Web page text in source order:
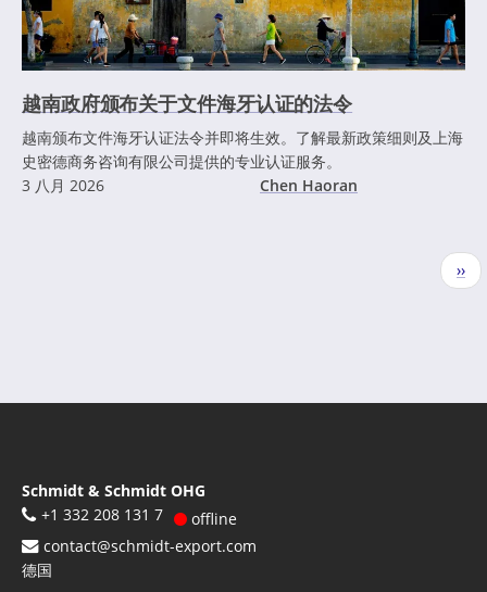
越南政府颁布关于文件海牙认证的法令
越南颁布文件海牙认证法令并即将生效。了解最新政策细则及上海
史密德商务咨询有限公司提供的专业认证服务。
3 八月 2026
Chen Haoran
下
一
››
Schmidt & Schmidt OHG
+1 332 208 131 7
offline
contact@schmidt-export.com
德国